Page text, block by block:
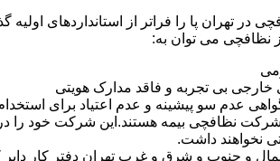
تهران پا را فراتر از استانداردهای
نظافچی می توان به:
خارجی بی تجربه و فاقد مدارک هویتی
عدم سو پیشینه و عدم اعتیاد برای
نظافچی بیمه هستند.این شرکت خود را در
نخواهند داشت.
و جنوب و شرق و غرب تهران دفتر کار دایر